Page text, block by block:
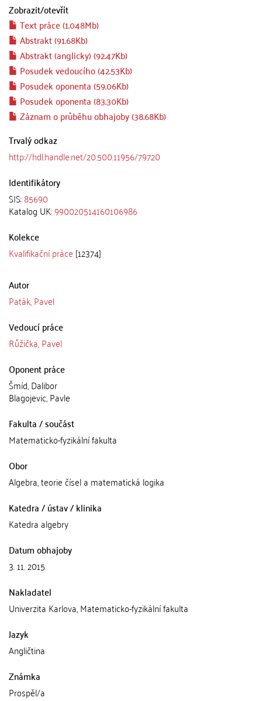
Zobrazit/otevřít
Text práce (1.048Mb)
Abstrakt (91.68Kb)
Abstrakt (anglicky) (92.47Kb)
Posudek vedoucího (42.53Kb)
Posudek oponenta (59.06Kb)
Posudek oponenta (83.30Kb)
Záznam o průběhu obhajoby (38.68Kb)
Trvalý odkaz
http://hdl.handle.net/20.500.11956/79720
Identifikátory
SIS:85690
Katalog UK:990020514160106986
Kolekce
Kvalifikační práce [12374]
Autor
Paták, Pavel
Vedoucí práce
Růžička, Pavel
Oponent práce
Šmíd, Dalibor
Blagojevic, Pavle
Fakulta / součást
Matematicko-fyzikální fakulta
Obor
Algebra, teorie čísel a matematická logika
Katedra / ústav / klinika
Katedra algebry
Datum obhajoby
3. 11. 2015
Nakladatel
Univerzita Karlova, Matematicko-fyzikální fakulta
Jazyk
Angličtina
Známka
Prospěl/a